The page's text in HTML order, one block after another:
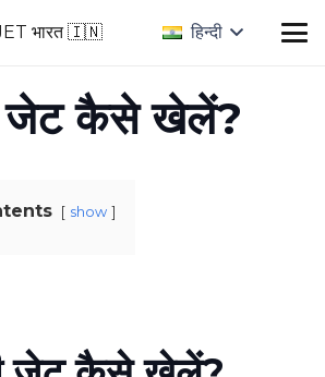
भारत 🇮🇳 हिन्दी
जेट कैसे खेलें?
show